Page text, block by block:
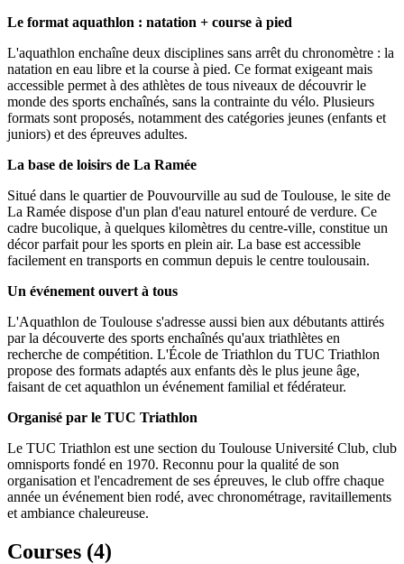
Le format aquathlon : natation + course à pied
L'aquathlon enchaîne deux disciplines sans arrêt du chronomètre : la
natation en eau libre et la course à pied. Ce format exigeant mais
accessible permet à des athlètes de tous niveaux de découvrir le
monde des sports enchaînés, sans la contrainte du vélo. Plusieurs
formats sont proposés, notamment des catégories jeunes (enfants et
juniors) et des épreuves adultes.
La base de loisirs de La Ramée
Situé dans le quartier de Pouvourville au sud de Toulouse, le site de
La Ramée dispose d'un plan d'eau naturel entouré de verdure. Ce
cadre bucolique, à quelques kilomètres du centre-ville, constitue un
décor parfait pour les sports en plein air. La base est accessible
facilement en transports en commun depuis le centre toulousain.
Un événement ouvert à tous
L'Aquathlon de Toulouse s'adresse aussi bien aux débutants attirés
par la découverte des sports enchaînés qu'aux triathlètes en
recherche de compétition. L'École de Triathlon du TUC Triathlon
propose des formats adaptés aux enfants dès le plus jeune âge,
faisant de cet aquathlon un événement familial et fédérateur.
Organisé par le TUC Triathlon
Le TUC Triathlon est une section du Toulouse Université Club, club
omnisports fondé en 1970. Reconnu pour la qualité de son
organisation et l'encadrement de ses épreuves, le club offre chaque
année un événement bien rodé, avec chronométrage, ravitaillements
et ambiance chaleureuse.
Courses (4)